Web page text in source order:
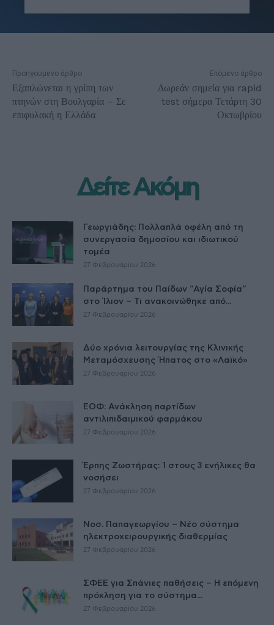
Προηγούμενο άρθρο
Εξαπλώνεται η γρίπη των
πτηνών στη Βουλγαρία – Σε
επιφυλακή η Ελλάδα
Επόμενο άρθρο
Δωρεάν σημεία για rapid
test σήμερα Τετάρτη 30
Οκτωβρίου
Δείτε Ακόμη
Γεωργιάδης: Πολλαπλά οφέλη από τη
συνεργασία δημοσίου και ιδιωτικού
τομέα
27 Φεβρουαρίου 2026
Παράρτημα του Παίδων “Αγία Σοφία”
στο Ίλιον – Τι ανακοινώθηκε από...
27 Φεβρουαρίου 2026
Δύο χρόνια λειτουργίας της Κλινικής
Μεταμόσχευσης Ήπατος στο «Λαϊκό»
27 Φεβρουαρίου 2026
ΕΟΦ: Ανάκληση παρτίδων
αντιλιπιδαιμικού φαρμάκου
27 Φεβρουαρίου 2026
Έρπης Ζωστήρας: 1 στους 3 ενήλικες θα
νοσήσει
27 Φεβρουαρίου 2026
Νοσ. Παπαγεωργίου – Νέο σύστημα
ηλεκτροχειρουργικής διαθερμίας
27 Φεβρουαρίου 2026
ΣΦΕΕ για Σπάνιες παθήσεις – Η επόμενη
πρόκληση για το σύστημα...
27 Φεβρουαρίου 2026